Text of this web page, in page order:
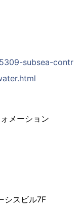
subsea-contr
メーション
シスビル7F